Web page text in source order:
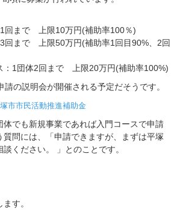
1回まで 上限10万円(補助率100％)
3回まで 上限50万円(補助率1回目90%、2回
：1団体2回まで 上限20万円(補助率100%)
の説明会が開催される予定だそうです。
市市民活動推進補助金
体でも新規事業であれば入門コースで申請
質問には、「申請できますが、まずは平塚
ください。 」とのことです。
す。